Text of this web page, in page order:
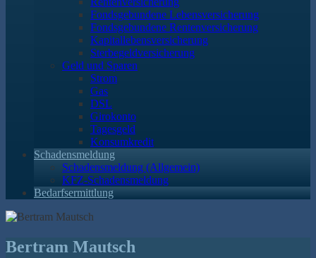
Fondsgebundene Lebensversicherung
Fondsgebundene Rentenversicherung
Kapitallebensversicherung
Sterbegeldversicherung
Geld und Sparen
Strom
Gas
DSL
Girokonto
Tagesgeld
Konsumkredit
Schadensmeldung
Schadensmeldung (Allgemein)
KFZ-Schadensmeldung
Bedarfsermittlung
Bertram Mautsch